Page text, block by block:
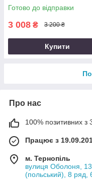
Готово до відправки
3 008 ₴ 3 200 ₴
Купити
Про нас
100% позитивних з
Працює з
м. Тернопіль
вулиця Оболоня,
(польський), 8 ряд,